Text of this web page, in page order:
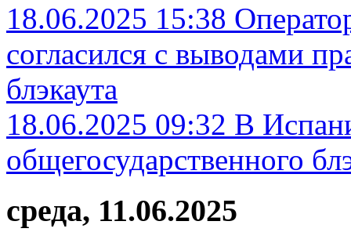
18.06.2025 15:38
согласился с выводами
блэкаута
18.06.2025 09:32 В
общегосударственного
среда, 11.06.2025